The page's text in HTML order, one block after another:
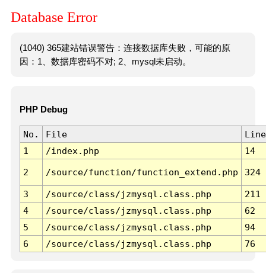
Database Error
(1040) 365建站错误警告：连接数据库失败，可能的原
因：1、数据库密码不对; 2、mysql未启动。
PHP Debug
No. File
Line
1
/index.php 14
2 /source/function/function_extend.php 324
3 /source/class/jzmysql.class.php
211
4
/source/class/jzmysql.class.php
62
5
/source/class/jzmysql.class.php
94
6
/source/class/jzmysql.class.php 76